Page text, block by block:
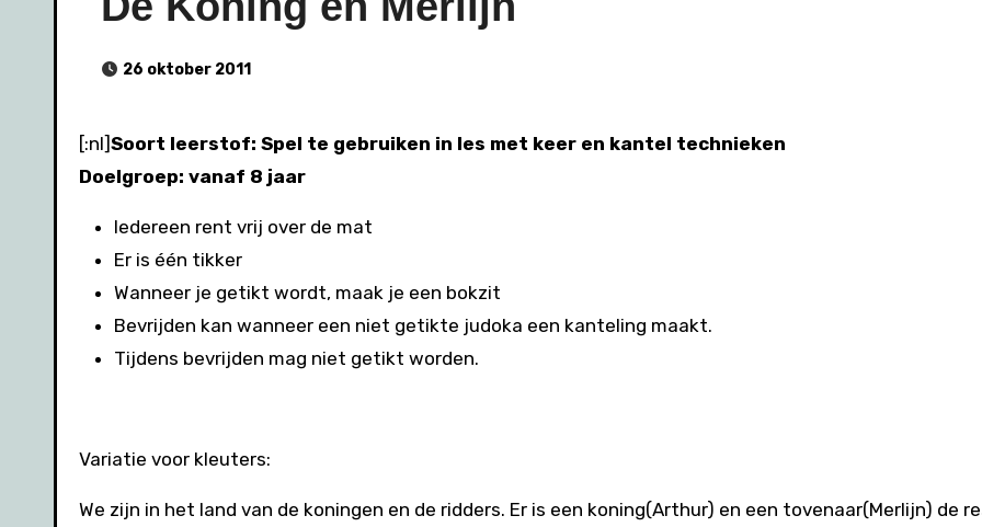
26 oktober 2011
[:nl]Soort leerstof: Spel te gebruiken in les met keer en kantel technieken
Doelgroep: vanaf 8 jaar
Iedereen rent vrij over de mat
Er is één tikker
Wanneer je getikt wordt, maak je een bokzit
Bevrijden kan wanneer een niet getikte judoka een kanteling maakt.
Tijdens bevrijden mag niet getikt worden.
Variatie voor kleuters:
We zijn in het land van de koningen en de ridders. Er is een koning(Arthur) en een tovenaar(Merlijn) de